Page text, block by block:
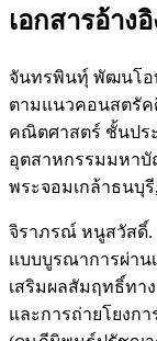
เอกสารอ้างอิ
จันทรพินทุ์ พัฒนโอ
ตามแนวคอนสตรัค
คณิตศาสตร์ ชั้นปร
อุตสาหกรรมมหา
พระจอมเกล้าธนบุ
จิราภรณ์ หนูสวัสดิ์.
แบบบูรณาการผ่าน
เสริมผลสัมฤทธิ์ทา
และการถ่ายโยงก